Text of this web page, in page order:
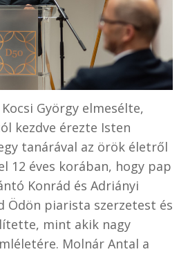
György elmesélte,
kezdve érezte Isten
tanárával az örök életről
12 éves korában, hogy pap
Konrád és Adriányi
Ödön piarista szerzetest és
mint akik nagy
Molnár Antal a